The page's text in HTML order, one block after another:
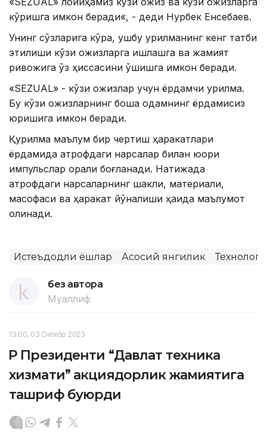
кўришга имкон беради«, - деди Нурбек Енсебаев.
Унинг сўзларига кўра, ушбу қурилманинг кенг татбиқ
этилиши кўзи ожизларга ишлашга ва жамият
ривожига ўз ҳиссасини қўшишга имкон беради.
«SEZUAL» - кўзи ожизлар учун ёрдамчи қурилма.
Бу кўзи ожизларнинг бошқа одамнинг ёрдамисиз
юришига имкон беради.
Қурилма маълум бир чертиш ҳаракатлари
ёрдамида атрофдаги нарсалар билан юқори
импульслар орқали боғланади. Натижада
атрофдаги нарсаларнинг шакли, материали,
масофаси ва ҳаракат йўналиши ҳақида маълумот
олинади.
Истеъдодли ёшлар Асосий янгилик
без автора
Муаллиф
13:00, 03 Октябр 2023
ҚР Президенти “Давлат техника
хизмати” акциядорлик жамиятига
ташриф буюрди